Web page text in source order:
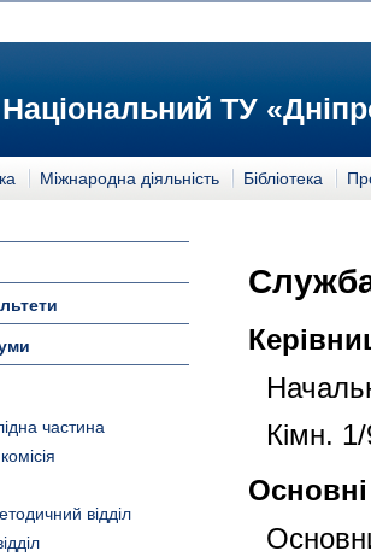
Національний ТУ
Міжнародна діяльність Бібліотека
частина
відділ
Кімн.